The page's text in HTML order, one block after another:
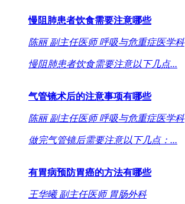
慢阻肺患者饮食需要注意哪些
陈丽 副主任医师 呼吸与危重症医学科
慢阻肺患者饮食需要注意以下几点...
气管镜术后的注意事项有哪些
陈丽 副主任医师 呼吸与危重症医学科
做完气管镜后需要注意以下几点：...
有胃病预防胃癌的方法有哪些
王华曦 副主任医师 胃肠外科